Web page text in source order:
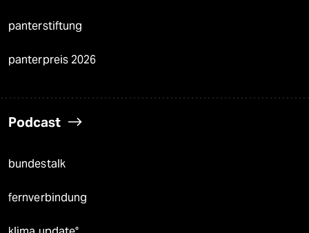
panterstiftung
panterpreis 2026
Podcast
bundestalk
fernverbindung